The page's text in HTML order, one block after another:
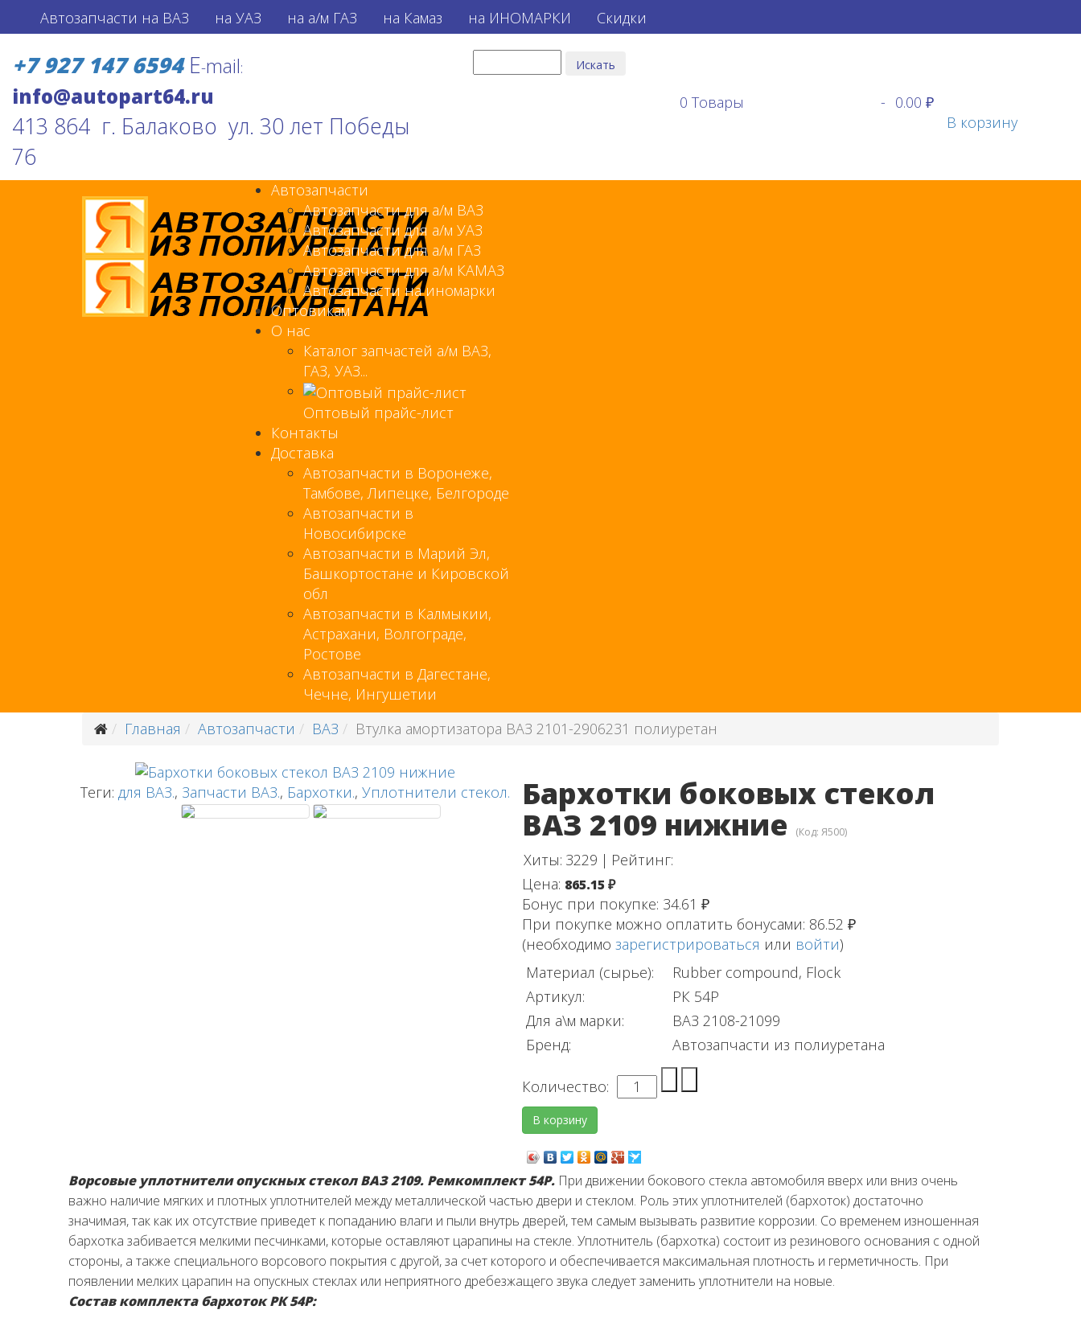
Автозапчасти на ВАЗ на УАЗ на а/м ГАЗ на Камаз на ИНОМАРКИ Скидки
+7 927 147 6594 E-mail:
413 864 г. Балаково ул. 30 лет Победы
76
0 Товары - 0.00 ₽
В корзину
Автозапчасти
Автозапчасти для а/м ВАЗ
Автозапчасти для а/м УАЗ
Автозапчасти для а/м ГАЗ
Автозапчасти для а/м КАМАЗ
Автозапчасти на иномарки
Оптовикам
О нас
Каталог запчастей а/м ВАЗ,
ГАЗ, УАЗ...
Оптовый прайс-лист
Контакты
Доставка
Автозапчасти в Воронеже,
Тамбове, Липецке, Белгороде
Автозапчасти в
Новосибирске
Автозапчасти в Марий Эл,
Башкортостане и Кировской
обл
Автозапчасти в Калмыкии,
Астрахани, Волгограде,
Ростове
Автозапчасти в Дагестане,
Чечне, Ингушетии
Главная
Автозапчасти ВАЗ Втулка амортизатора ВАЗ 2101-2906231 полиуретан
Теги: для ВАЗ., Запчасти ВАЗ., Бархотки., Уплотнители стекол. Бархотки боковых стекол
ВАЗ 2109 нижние (Код: Я500)
Хиты: 3229 | Рейтинг:
Цена: 865.15 ₽
Бонус при покупке: 34.61 ₽
При покупке можно оплатить бонусами: 86.52 ₽
(необходимо зарегистрироваться или войти)
Материал (сырье):
Rubber compound, Flock
Артикул:
РК 54Р
Для а\м марки:
ВАЗ 2108-21099
Бренд:
Автозапчасти из полиуретана
Количество:
Ворсовые уплотнители опускных стекол ВАЗ 2109. Ремкомплект 54Р.При движении бокового стекла автомобиля вверх или вниз очень
важно наличие мягких и плотных уплотнителей между металлической частью двери и стеклом. Роль этих уплотнителей (бархоток) достаточно
значимая, так как их отсутствие приведет к попаданию влаги и пыли внутрь дверей, тем самым вызывать развитие коррозии. Со временем изношенная
бархотка забивается мелкими песчинками, которые оставляют царапины на стекле. Уплотнитель (бархотка) состоит из резинового основания с одной
стороны, а также специального ворсового покрытия с другой, за счет которого и обеспечивается максимальная плотность и герметичность. При
появлении мелких царапин на опускных стеклах или неприятного дребезжащего звука следует заменить уплотнители на новые.
Состав комплекта бархоток РК 54Р: